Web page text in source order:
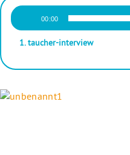
Audio-
Player
00:00
1.taucher-interview